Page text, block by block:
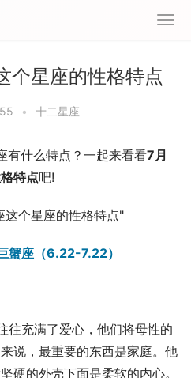
个星座的性格特点
• 十二星座
有什么特点？一起来看看7月
特点吧!
蟹座（6.22-7.22）
往充满了爱心，他们将母性的
说，最重要的东西是家庭。他
硬的外壳下面是柔软的内心。